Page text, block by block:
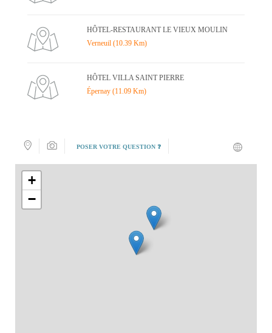
HÔTEL-RESTAURANT LE VIEUX MOULIN
Verneuil (10.39 Km)
HÔTEL VILLA SAINT PIERRE
Épernay (11.09 Km)
POSER VOTRE QUESTION ❓
+
−